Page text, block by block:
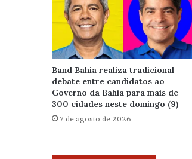
Band Bahia realiza tradicional
debate entre candidatos ao
Governo da Bahia para mais de
300 cidades neste domingo (9)
7 de agosto de 2026